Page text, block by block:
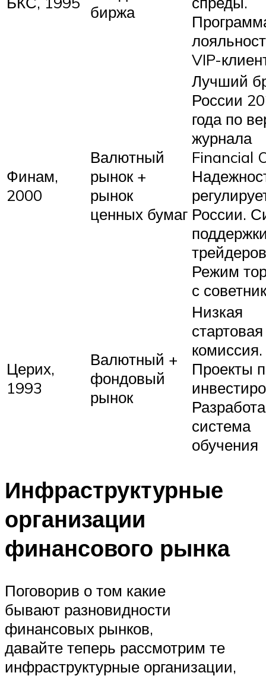
биржа
VIP-
Финам,
2000
Валютный
рынок +
рынок
ценных бумаг
Лучший
России
года по
журнала
Financial
России.
Режим
с
Церих,
1993
Валютный +
фондовый
рынок
Низкая
стартовая
комиссия.
Проекты
система
обучения
Инфраструктурные
организации
финансового рынка
Поговорив о том какие
бывают разновидности
финансовых рынков,
давайте теперь рассмотрим те
инфраструктурные организации,